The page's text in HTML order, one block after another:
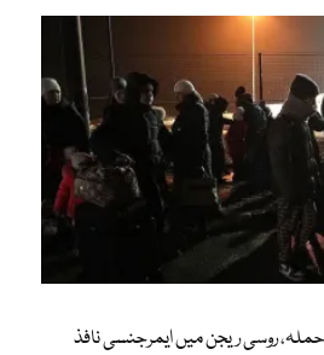
روسی ریجن میں ایمرجنسی نافذ